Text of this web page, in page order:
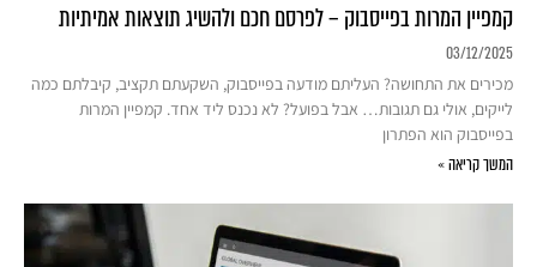
קמפיין המרות בפייסבוק – לפרסם חכם ולהשיג תוצאות אמיתיות
03/12/2025
מכירים את התחושה? העליתם מודעה בפייסבוק, השקעתם תקציב, קיבלתם כמה
לייקים, אולי גם תגובות… אבל בפועל? לא נכנס ליד אחד. קמפיין המרות
בפייסבוק הוא הפתרון
המשך קריאה »